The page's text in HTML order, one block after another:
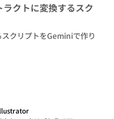
クトに変換するスク
クリプトをGeminiで作り